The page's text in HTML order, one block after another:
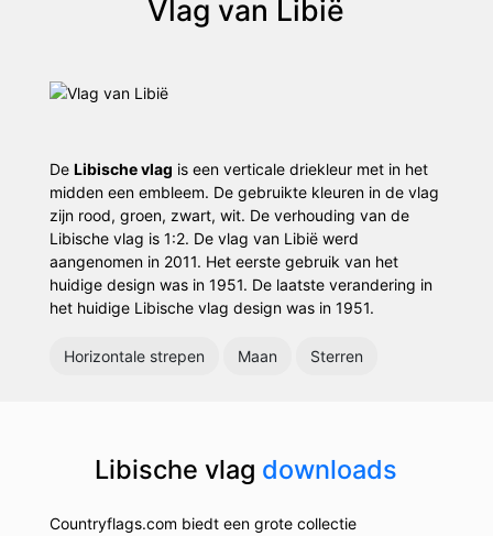
Vlag van Libië
De Libische vlag is een verticale driekleur met in het
midden een embleem. De gebruikte kleuren in de vlag
zijn rood, groen, zwart, wit. De verhouding van de
Libische vlag is 1:2. De vlag van Libië werd
aangenomen in 2011. Het eerste gebruik van het
huidige design was in 1951. De laatste verandering in
het huidige Libische vlag design was in 1951.
Horizontale strepen Maan Sterren
Libische vlag downloads
Countryflags.com biedt een grote collectie